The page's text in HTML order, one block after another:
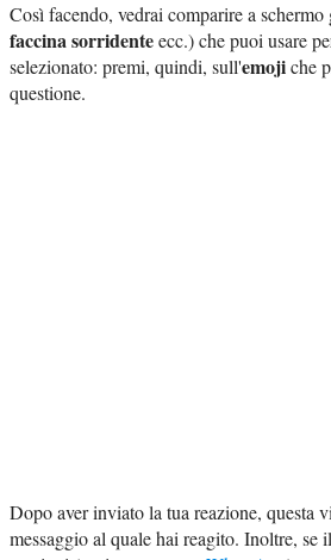
Così facendo, vedrai comparire a
faccina sorridenteecc.) che puoi usare
selezionato: premi, quindi, sull'emojiche
questione.
Dopo aver inviato la tua reazione, questa
messaggio al quale hai reagito. Inoltre, se